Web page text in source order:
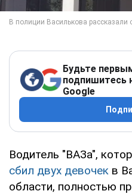
Будьте
подпишитесь
Google
Водитель "ВАЗа",
сбил двух девочек в
области, полностью